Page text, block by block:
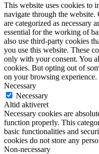
This website uses cookies to
navigate through the website.
are categorized as necessary
essential for the working of
also use third-party cookies
you use this website. These
only with your consent. You
cookies. But opting out of
on your browsing experience.
Necessary
Necessary
Altid aktiveret
Necessary cookies are
function properly. This
basic functionalities and
cookies do not store any
Non-necessary